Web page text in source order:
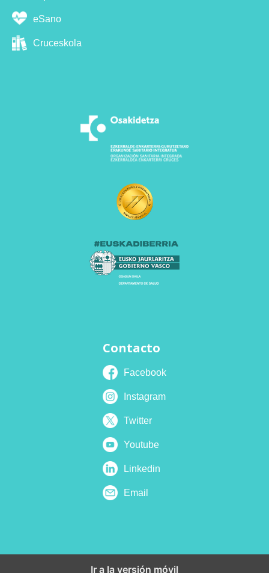
eSano
Cruceskola
Contacto
Facebook
Instagram
Twitter
Youtube
Linkedin
Email
Ir a la versión móvil